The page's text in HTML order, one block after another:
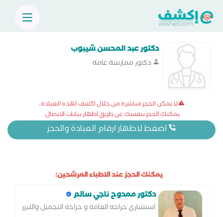
دكتور عبد المحسن شيبوب
دكتور ممارسة عامة
لا يمكن الحجز مباشرة من خلال اكشف لهذه العيادة،
يمكنك الحجز بنفسك عن طريق اظهار بيانات الاتصال:
اضغط لاظهار ارقام العيادة والحجز
يمكنك الحجز عند الاطباء المرشحين:
دكتور ممدوح ناجي سالم
استشاري جراحه العامه و جراحه التجميل والليزر